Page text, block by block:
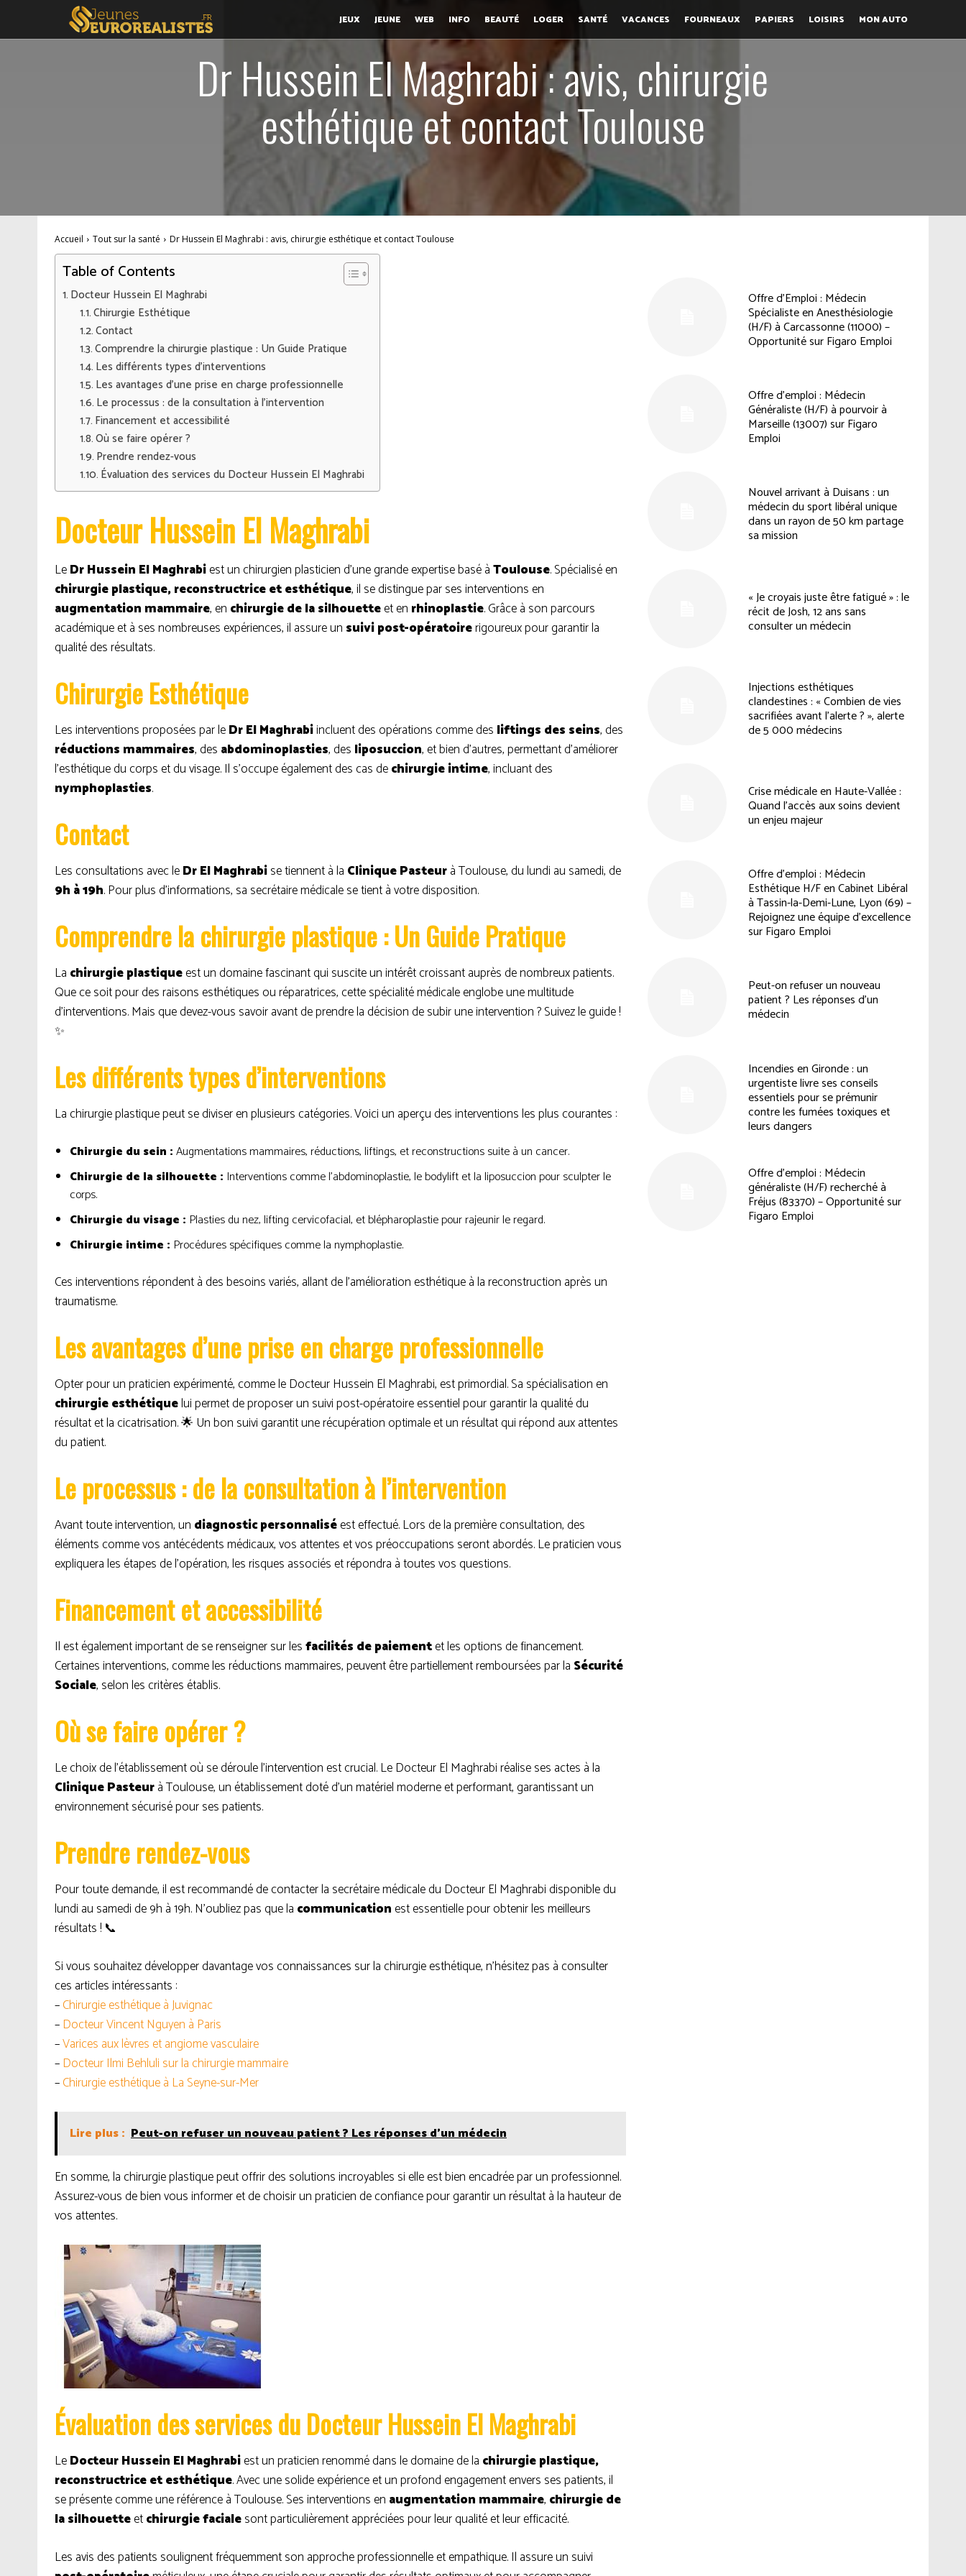
JEUX JEUNE WEB INFO BEAUTÉ LOGER SANTÉ VACANCES FOURNEAUX PAPIERS LOISIRS MON AUTO
Dr Hussein El Maghrabi : avis, chirurgie
esthétique et contact Toulouse
Accueil Tout sur la santé Dr Hussein El Maghrabi : avis, chirurgie esthétique et contact Toulouse
Table of Contents
Docteur Hussein El Maghrabi
Chirurgie Esthétique
Contact
Comprendre la chirurgie plastique : Un Guide Pratique
Les différents types d’interventions
Les avantages d’une prise en charge professionnelle
Le processus : de la consultation à l’intervention
Financement et accessibilité
Où se faire opérer ?
Prendre rendez-vous
Évaluation des services du Docteur Hussein El Maghrabi
Docteur Hussein El Maghrabi
LeDr Hussein El Maghrabiest un chirurgien plasticien d’une grande expertise basé àToulouse. Spécialisé en
chirurgie plastique, reconstructrice et esthétique, il se distingue par ses interventions en
augmentation mammaire, en chirurgie de la silhouetteet en rhinoplastie. Grâce à son parcours
académique et à ses nombreuses expériences, il assure un suivi post-opératoirerigoureux pour garantir la
qualité des résultats.
Chirurgie Esthétique
Les interventions proposées par leDr El Maghrabiincluent des opérations comme des liftings des seins, des
réductions mammaires, des abdominoplasties, des liposuccion, et bien d’autres, permettant d’améliorer
l’esthétique du corps et du visage. Il s’occupe également des cas dechirurgie intime, incluant des
nymphoplasties.
Contact
Les consultations avec leDr El Maghrabise tiennent à la Clinique Pasteurà Toulouse, du lundi au samedi, de
9h à 19h. Pour plus d’informations, sa secrétaire médicale se tient à votre disposition.
Comprendre la chirurgie plastique : Un Guide Pratique
La chirurgie plastiqueest un domaine fascinant qui suscite un intérêt croissant auprès de nombreux patients.
Que ce soit pour des raisons esthétiques ou réparatrices, cette spécialité médicale englobe une multitude
d’interventions. Mais que devez-vous savoir avant de prendre la décision de subir une intervention ? Suivez le guide !
✨
Les différents types d’interventions
La chirurgie plastique peut se diviser en plusieurs catégories. Voici un aperçu des interventions les plus courantes :
Chirurgie du sein :Augmentations mammaires, réductions, liftings, et reconstructions suite à un cancer.
Chirurgie de la silhouette : Interventions comme l’abdominoplastie, le bodylift et la liposuccion pour sculpter le
corps.
Chirurgie du visage : Plasties du nez, lifting cervicofacial, et blépharoplastie pour rajeunir le regard.
Chirurgie intime : Procédures spécifiques comme la nymphoplastie.
Ces interventions répondent à des besoins variés, allant de l’amélioration esthétique à la reconstruction après un
traumatisme.
Les avantages d’une prise en charge professionnelle
Opter pour un praticien expérimenté, comme le Docteur Hussein El Maghrabi, est primordial. Sa spécialisation en
chirurgie esthétiquelui permet de proposer un suivi post-opératoire essentiel pour garantir la qualité du
résultat et la cicatrisation. 🌟 Un bon suivi garantit une récupération optimale et un résultat qui répond aux attentes
du patient.
Le processus : de la consultation à l’intervention
Avant toute intervention, un diagnostic personnaliséest effectué. Lors de la première consultation, des
éléments comme vos antécédents médicaux, vos attentes et vos préoccupations seront abordés. Le praticien vous
expliquera les étapes de l’opération, les risques associés et répondra à toutes vos questions.
Financement et accessibilité
Il est également important de se renseigner sur lesfacilités de paiementet les options de financement.
Certaines interventions, comme les réductions mammaires, peuvent être partiellement remboursées par la Sécurité
Sociale, selon les critères établis.
Où se faire opérer ?
Le choix de l’établissement où se déroule l’intervention est crucial. Le Docteur El Maghrabi réalise ses actes à la
Clinique Pasteurà Toulouse, un établissement doté d’un matériel moderne et performant, garantissant un
environnement sécurisé pour ses patients.
Prendre rendez-vous
Pour toute demande, il est recommandé de contacter la secrétaire médicale du Docteur El Maghrabi disponible du
lundi au samedi de 9h à 19h. N’oubliez pas que la communicationest essentielle pour obtenir les meilleurs
résultats ! 📞
Si vous souhaitez développer davantage vos connaissances sur la chirurgie esthétique, n’hésitez pas à consulter
ces articles intéressants :
–Chirurgie esthétique à Juvignac
–Docteur Vincent Nguyen à Paris
–Varices aux lèvres et angiome vasculaire
–Docteur Ilmi Behluli sur la chirurgie mammaire
–Chirurgie esthétique à La Seyne-sur-Mer
Lire plus : Peut-on refuser un nouveau patient ? Les réponses d’un médecin
En somme, la chirurgie plastique peut offrir des solutions incroyables si elle est bien encadrée par un professionnel.
Assurez-vous de bien vous informer et de choisir un praticien de confiance pour garantir un résultat à la hauteur de
vos attentes.
Évaluation des services du Docteur Hussein El Maghrabi
LeDocteur Hussein El Maghrabiest un praticien renommé dans le domaine de la chirurgie plastique,
reconstructrice et esthétique. Avec une solide expérience et un profond engagement envers ses patients, il
se présente comme une référence à Toulouse. Ses interventions en augmentation mammaire, chirurgie de
la silhouetteetchirurgie facialesont particulièrement appréciées pour leur qualité et leur efficacité.
Les avis des patients soulignent fréquemment son approche professionnelle et empathique. Il assure un suivi
Offre d’Emploi : Médecin
Spécialiste en Anesthésiologie
(H/F) à Carcassonne (11000) –
Opportunité sur Figaro Emploi
Offre d’emploi : Médecin
Généraliste (H/F) à pourvoir à
Marseille (13007) sur Figaro
Emploi
Nouvel arrivant à Duisans : un
médecin du sport libéral unique
dans un rayon de 50 km partage
sa mission
« Je croyais juste être fatigué » : le
récit de Josh, 12 ans sans
consulter un médecin
Injections esthétiques
clandestines : « Combien de vies
sacrifiées avant l’alerte ? », alerte
de 5 000 médecins
Crise médicale en Haute-Vallée :
Quand l’accès aux soins devient
un enjeu majeur
Offre d’emploi : Médecin
Esthétique H/F en Cabinet Libéral
à Tassin-la-Demi-Lune, Lyon (69) –
Rejoignez une équipe d’excellence
sur Figaro Emploi
Peut-on refuser un nouveau
patient ? Les réponses d’un
médecin
Incendies en Gironde : un
urgentiste livre ses conseils
essentiels pour se prémunir
contre les fumées toxiques et
leurs dangers
Offre d’emploi : Médecin
généraliste (H/F) recherché à
Fréjus (83370) – Opportunité sur
Figaro Emploi